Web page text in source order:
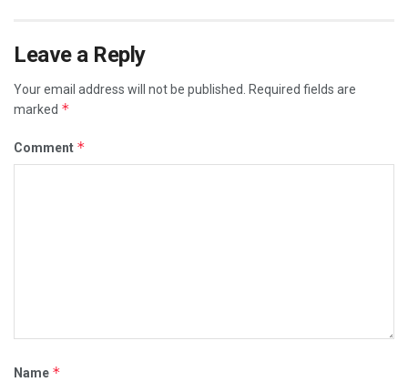
Leave a Reply
Your email address will not be published.
Required fields are
marked *
Comment *
Name *